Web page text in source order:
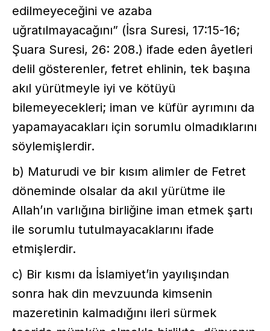
edilmeyeceğini ve azaba
uğratılmayacağını” (İsra Suresi, 17:15-16;
Şuara Suresi, 26: 208.) ifade eden âyetleri
delil gösterenler, fetret ehlinin, tek başına
akıl yürütmeyle iyi ve kötüyü
bilemeyecekleri; iman ve küfür ayrımını da
yapamayacakları için sorumlu olmadıklarını
söylemişlerdir.
b) Maturudi ve bir kısım alimler de Fetret
döneminde olsalar da akıl yürütme ile
Allah’ın varlığına birliğine iman etmek şartı
ile sorumlu tutulmayacaklarını ifade
etmişlerdir.
c) Bir kısmı da İslamiyet’in yayılışından
sonra hak din mevzuunda kimsenin
mazeretinin kalmadığını ileri sürmek